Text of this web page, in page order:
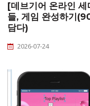
[데브기어 온라인
들, 게임 완성하기
담다)
2026-07-24